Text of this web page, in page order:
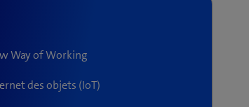
Way of Working
des objets (IoT)